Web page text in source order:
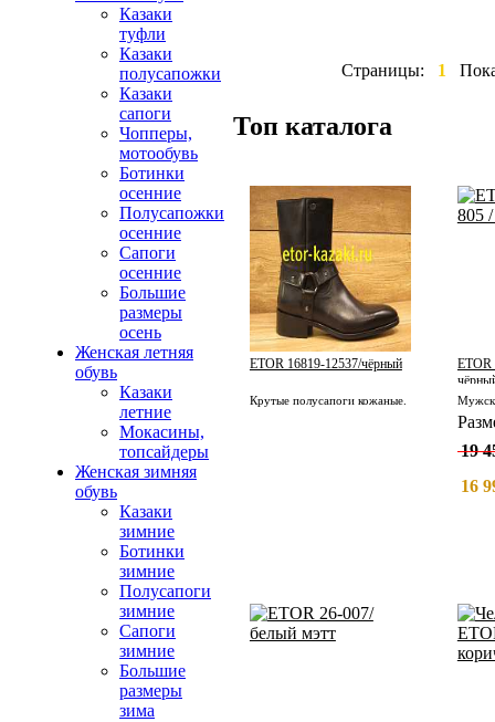
Казаки
туфли
Казаки
полусапожки
Казаки
сапоги
Чопперы,
мотообувь
Ботинки
осенние
Полусапожки
осенние
Сапоги
осенние
Большие
размеры
осень
Женская летняя
обувь
Казаки
летние
Мокасины,
топсайдеры
Женская зимняя
обувь
Казаки
зимние
Ботинки
зимние
Полусапоги
зимние
Сапоги
зимние
Большие
размеры
зима
Страницы: 1
Топ каталога
ETOR 16819-12537/чёрный
Крутые полусапоги кожаные.
ETOR
19
16